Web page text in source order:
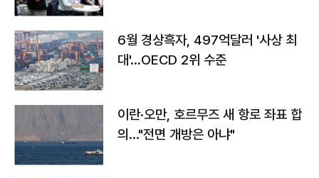
6월 경상흑자, 497억달러 '사상 최
대'…OECD 2위 수준
이란·오만, 호르무즈 새 항로 좌표 합
의…"전면 개방은 아냐"